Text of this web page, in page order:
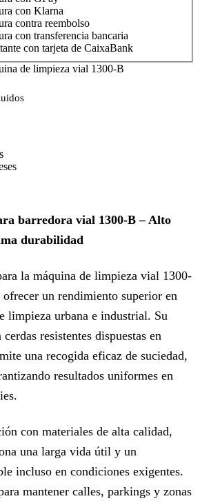
de limpieza vial 1300-B
barredora vial 1300-B – Alto
durabilidad
la máquina de limpieza vial 1300-
ofrecer un rendimiento superior en
limpieza urbana e industrial. Su
resistentes dispuestas en
una recogida eficaz de suciedad,
resultados uniformes en
con materiales de alta calidad,
una larga vida útil y un
incluso en condiciones exigentes.
mantener calles, parkings y zonas